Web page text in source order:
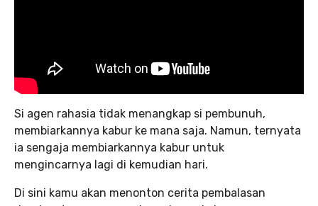
Si agen rahasia tidak menangkap si pembunuh,
membiarkannya kabur ke mana saja. Namun, ternyata
ia sengaja membiarkannya kabur untuk
mengincarnya lagi di kemudian hari.
Di sini kamu akan menonton cerita pembalasan